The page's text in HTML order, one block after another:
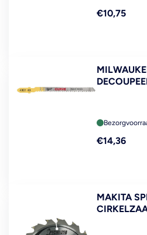
Reguliere
€10,75
Reguliere
€14,36
MAKITA